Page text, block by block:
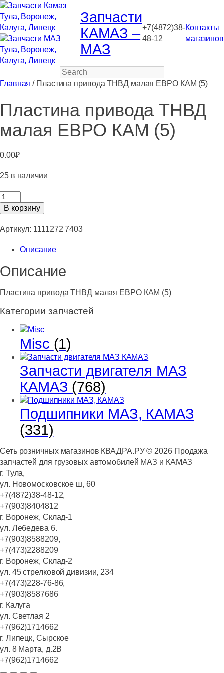
Запчасти
КАМАЗ –
МАЗ
+7(4872)38-
48-12
Контакты
магазинов
Search
Главная / Пластина привода ТНВД малая ЕВРО КАМ (5)
Пластина привода ТНВД
малая ЕВРО КАМ (5)
0.00₽
25 в наличии
Количество
товара
привода
малая
КАМ
В корзину
Артикул: 1111272 7403
Описание
Описание
Пластина привода ТНВД малая ЕВРО КАМ (5)
Категории запчастей
Misc (1)
Запчасти двигателя МАЗ
КАМАЗ (768)
Подшипники МАЗ, КАМАЗ
(331)
Сеть розничных магазинов КВАДРА.РУ © 2026Продажа
запчастей для грузовых автомобилей МАЗ и КАМАЗ
г. Тула,
ул. Новомосковское ш, 60
+7(4872)38-48-12,
+7(903)8404812
г. Воронеж, Склад-1
ул. Лебедева 6.
+7(903)8588209,
+7(473)2288209
г. Воронеж, Склад-2
ул. 45 стрелковой дивизии, 234
+7(473)228-76-86,
+7(903)8587686
г. Калуга
ул. Светлая 2
+7(962)1714662
г. Липецк, Сырское
ул. 8 Марта, д.2В
+7(962)1714662